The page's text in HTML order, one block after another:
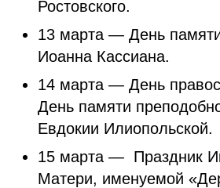
Ростовского.
13 марта — День
Иоанна Кассиана.
14 марта — День
День памяти
Евдокии Илиопольской.
15 марта — Праздник
Матери, именуемой